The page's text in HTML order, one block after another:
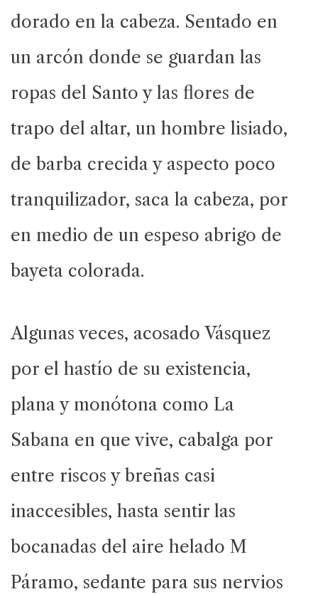
dorado en la cabeza. Sentado en
un arcón donde se guardan las
ropas del Santo y las flores de
trapo del altar, un hombre lisiado,
de barba crecida y aspecto poco
tranquilizador, saca la cabeza, por
en medio de un espeso abrigo de
bayeta colorada.
Algunas veces, acosado Vásquez
por el hastío de su existencia,
plana y monótona como La
Sabana en que vive, cabalga por
entre riscos y breñas casi
inaccesibles, hasta sentir las
bocanadas del aire helado M
Páramo, sedante para sus nervios